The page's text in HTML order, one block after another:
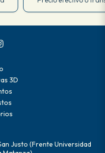
3D
Justo (Frente Universidad